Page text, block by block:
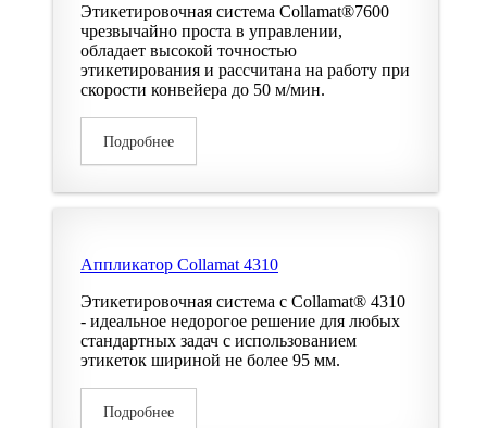
Этикетировочная система Collamat®7600
чрезвычайно проста в управлении,
обладает высокой точностью
этикетирования и рассчитана на работу при
скорости конвейера до 50 м/мин.
Подробнее
Аппликатор Collamat 4310
Этикетировочная система с Collamat® 4310
- идеальное недорогое решение для любых
стандартных задач с использованием
этикеток шириной не более 95 мм.
Подробнее